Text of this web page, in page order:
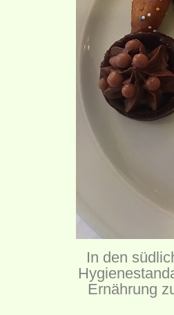
In den
Ernährung